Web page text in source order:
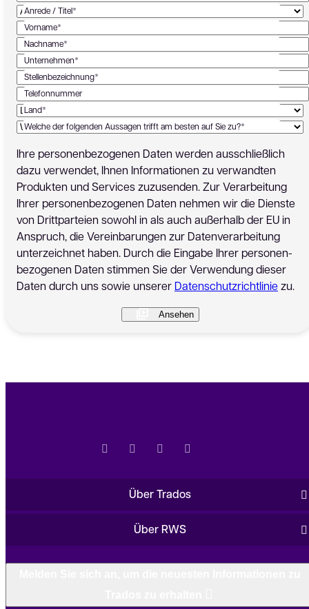
Anrede / Titel*
Vorname*
Nachname*
Unternehmen*
Stellenbezeichnung*
Telefonnummer
Land*
Welche der folgenden Aussagen trifft am besten auf Sie zu?*
Ihre personen­bezogenen Daten werden ausschließlich
dazu verwendet, Ihnen Informationen zu verwandten
Produkten und Services zuzusenden. Zur Verarbeitung
Ihrer personen­bezogenen Daten nehmen wir die Dienste
von Drittparteien sowohl in als auch außerhalb der EU in
Anspruch, die Vereinbarungen zur Datenverarbeitung
unterzeichnet haben. Durch die Eingabe Ihrer personen­
bezogenen Daten stimmen Sie der Verwendung dieser
Daten durch uns sowie unserer Datenschutzrichtliniezu.
Über Trados
Über RWS